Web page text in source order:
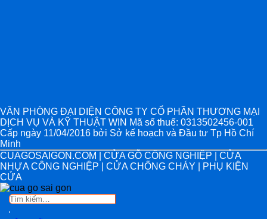
VĂN PHÒNG ĐẠI DIỆN CÔNG TY CỔ PHẦN THƯƠNG MẠI
DỊCH VỤ VÀ KỸ THUẬT WIN Mã số thuế: 0313502456-001
Cấp ngày 11/04/2016 bởi Sở kế hoạch và Đầu tư Tp Hồ Chí
Minh
CUAGOSAIGON.COM | CỬA GỖ CÔNG NGHIỆP | CỬA
NHỰA CÔNG NGHIỆP | CỬA CHỐNG CHÁY | PHỤ KIỆN
CỬA
Tìm